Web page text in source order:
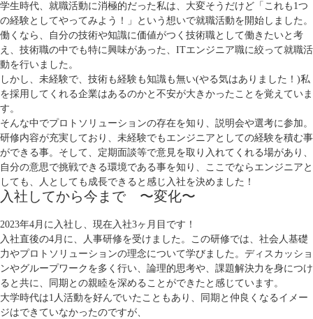
学生時代、就職活動に消極的だった私は、大変そうだけど「これも1つ
の経験としてやってみよう！」という想いで就職活動を開始しました。
働くなら、自分の技術や知識に価値がつく技術職として働きたいと考
え、技術職の中でも特に興味があった、ITエンジニア職に絞って就職活
動を行いました。
しかし、未経験で、技術も経験も知識も無い(やる気はありました！)私
を採用してくれる企業はあるのかと不安が大きかったことを覚えていま
す。
そんな中でプロトソリューションの存在を知り、説明会や選考に参加。
研修内容が充実しており、未経験でもエンジニアとしての経験を積む事
ができる事。そして、定期面談等で意見を取り入れてくれる場があり、
自分の意思で挑戦できる環境である事を知り、ここでならエンジニアと
しても、人としても成長できると感じ入社を決めました！
入社してから今まで 〜変化〜
2023年4月に入社し、現在入社3ヶ月目です！
入社直後の4月に、人事研修を受けました。この研修では、社会人基礎
力やプロトソリューションの理念について学びました。ディスカッショ
ンやグループワークを多く行い、論理的思考や、課題解決力を身につけ
ると共に、同期との親睦を深めることができたと感じています。
大学時代は1人活動を好んでいたこともあり、同期と仲良くなるイメー
ジはできていなかったのですが、